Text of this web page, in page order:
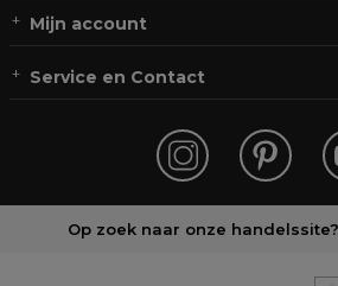
Mijn account
Service en Contact
Op zoek naar onze handelssite?